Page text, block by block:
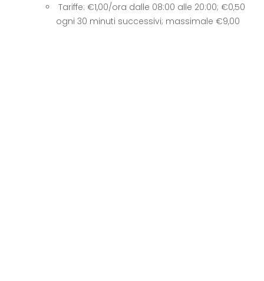
Tariffe: €1,00/ora dalle 08:00 alle 20:00; €0,50
ogni 30 minuti successivi; massimale €9,00